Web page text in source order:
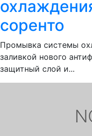
соренто
Промывка системы
заливкой нового
защитный слой и...